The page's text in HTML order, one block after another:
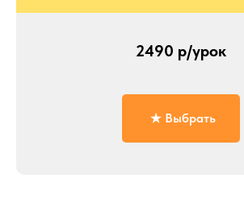
2490 р/урок
Выбрать